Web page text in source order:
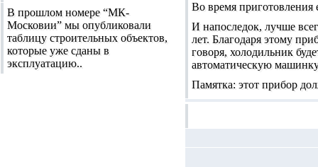
Во время
И напоследок, лучше
лет. Благодаря этому
говоря, холодильник
автоматическую
Памятка: этот прибор
В прошлом номере “МК-
Московии” мы опубликовали
таблицу строительных объектов,
которые уже сданы в
эксплуатацию..